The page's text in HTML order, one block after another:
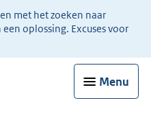
met het zoeken naar
oplossing. Excuses voor
Menu